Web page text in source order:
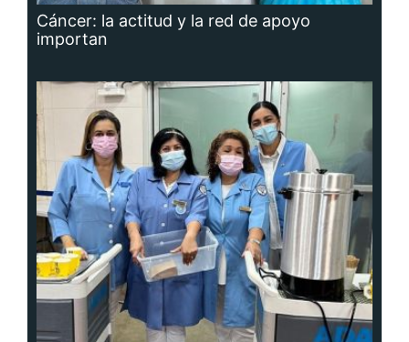
Cáncer: la actitud y la red de apoyo
importan